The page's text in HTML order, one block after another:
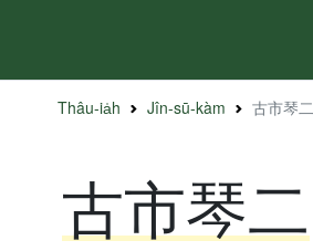
Thâu-ia̍h Jîn-sū-kàm 古市琴二
古市琴二